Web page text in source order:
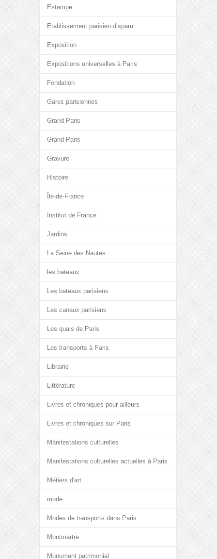
Estampe
Etablissement parisien disparu
Exposition
Expositions universelles à Paris
Fondation
Gares parisiennes
Grand Paris
Grand Paris
Gravure
Histoire
Île-de-France
Institut de France
Jardins
La Seine des Nautes
les bateaux
Les bateaux parisiens
Les canaux parisiens
Les quais de Paris
Les transports à Paris
Librairie
Littérature
Livres et chroniques pour ailleurs
Livres et chroniques sur Paris
Manifestations culturelles
Manifestations culturelles actuelles à Paris
Métiers d'art
mode
Modes de transports dans Paris
Montmartre
Monument patrimonial